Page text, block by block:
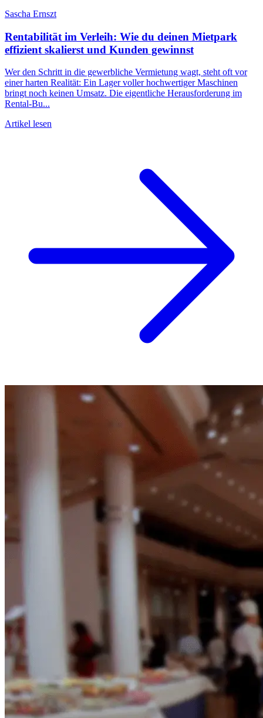
Sascha Ernszt
Rentabilität im Verleih: Wie du deinen Mietpark
effizient skalierst und Kunden gewinnst
Wer den Schritt in die gewerbliche Vermietung wagt, steht oft vor
einer harten Realität: Ein Lager voller hochwertiger Maschinen
bringt noch keinen Umsatz. Die eigentliche Herausforderung im
Rental-Bu...
Artikel lesen